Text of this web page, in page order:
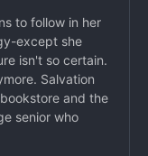
to follow in her
except she
isn't so certain.
Salvation
and the
senior who